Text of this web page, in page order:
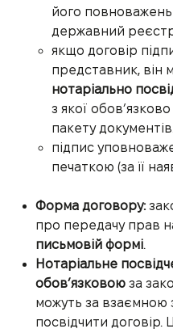
його
державний
якщо договір
представник, він
нотаріально
з якої
пакету документів.
підпис
печаткою (за її
Форма договору:
про передачу прав
письмовій формі.
Нотаріальне
обов’язковою за
можуть за взаємною
посвідчити договір.